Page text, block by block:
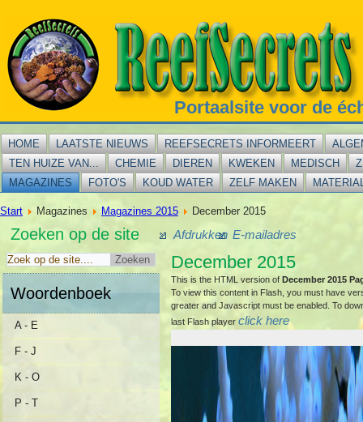
Portaalsite voor de
HOME LAATSTE NIEUWS REEFSECRETS INFORMEERT
TEN HUIZE VAN...
CHEMIE DIEREN KWEKEN MEDISCH
MAGAZINES
FOTO'S KOUD WATER ZELF MAKEN
Start Magazines Magazines 2015 December 2015
Zoeken op de site
Woordenboek
A - E
F - J
K - O
P - T
Afdrukken E-mailadres
December 2015
This is the HTML version of December 2015
To view this content in Flash, you must have
greater and Javascript must be enabled. To
last Flash player click here